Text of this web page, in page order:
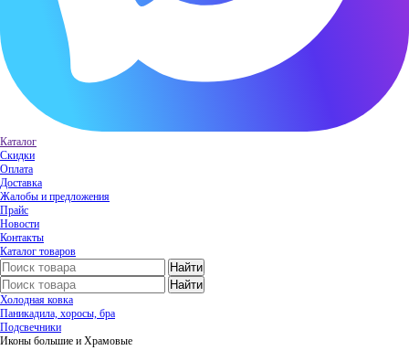
Каталог
Скидки
Оплата
Доставка
Жалобы и предложения
Прайс
Новости
Контакты
Каталог товаров
Холодная ковка
Паникадила, хоросы, бра
Подсвечники
Иконы большие и Храмовые